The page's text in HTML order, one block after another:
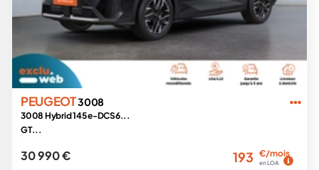
PEUGEOT3008
3008 Hybrid 145 e-DCS6...
GT...
30 990 € 193 €/mois
en LOA